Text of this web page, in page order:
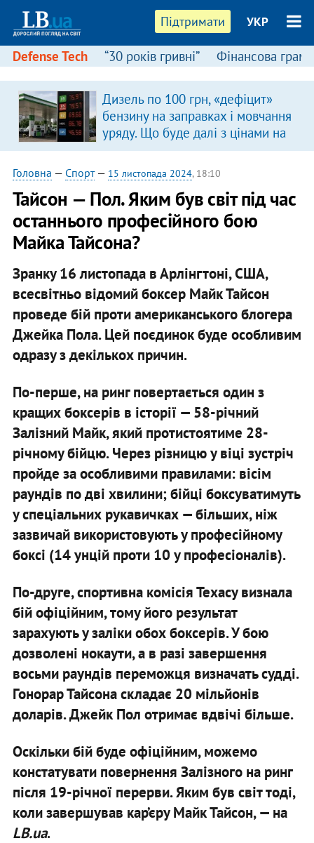
Підтримати УКР
Defense Tech “30 років гривні” Фінансова
Дизель по 100 грн, «дефіцит»
бензину на заправках і мовчання
уряду. Що буде далі з цінами на
пальне?
Головна — Спорт— 15 листопада 2024, 18:10
Тайсон — Пол. Яким був світ під час
останнього професійного бою
Майка Тайсона?
Зранку 16 листопада в Арлінгтоні, США,
всесвітньо відомий боксер Майк Тайсон
проведе бій проти американського блогера
Джейка Пола. Цей поєдинок буде особливим
одразу з декількох причин.
По-перше, на ринг повертається один з
кращих боксерів в історії — 58-річний
Залізний Майк, який протистоятиме 28-
річному бійцю. Через різницю у віці зустріч
пройде за особливими правилами: вісім
раундів по дві хвилини; бійці боксуватимуть
у спеціальних рукавичках — більших, ніж
зазвичай використовують у професійному
боксі (14 унцій проти 10 у професіоналів).
По-друге, спортивна комісія Техасу визнала
бій офіційним, тому його результат
зарахують у заліки обох боксерів. У бою
дозволені нокаути, а в разі завершення
восьми раундів переможця визначать судді.
Гонорар Тайсона складає 20 мільйонів
доларів. Джейк Пол отримає вдвічі більше.
Оскільки бій буде офіційним, можемо
констатувати повернення Залізного на ринг
після 19-річної перерви. Яким був світ тоді,
коли завершував кар’єру Майк Тайсон, — на
LB.ua.